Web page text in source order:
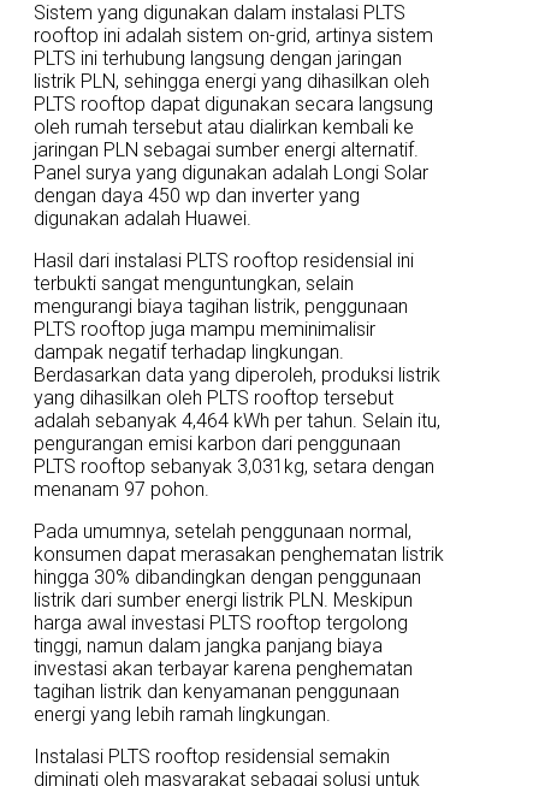
Sistem yang digunakan dalam instalasi PLTS
rooftop ini adalah sistem on-grid, artinya sistem
PLTS ini terhubung langsung dengan jaringan
listrik PLN, sehingga energi yang dihasilkan oleh
PLTS rooftop dapat digunakan secara langsung
oleh rumah tersebut atau dialirkan kembali ke
jaringan PLN sebagai sumber energi alternatif.
Panel surya yang digunakan adalah Longi Solar
dengan daya 450 wp dan inverter yang
digunakan adalah Huawei.
Hasil dari instalasi PLTS rooftop residensial ini
terbukti sangat menguntungkan, selain
mengurangi biaya tagihan listrik, penggunaan
PLTS rooftop juga mampu meminimalisir
dampak negatif terhadap lingkungan.
Berdasarkan data yang diperoleh, produksi listrik
yang dihasilkan oleh PLTS rooftop tersebut
adalah sebanyak 4,464 kWh per tahun. Selain itu,
pengurangan emisi karbon dari penggunaan
PLTS rooftop sebanyak 3,031kg, setara dengan
menanam 97 pohon.
Pada umumnya, setelah penggunaan normal,
konsumen dapat merasakan penghematan listrik
hingga 30% dibandingkan dengan penggunaan
listrik dari sumber energi listrik PLN. Meskipun
harga awal investasi PLTS rooftop tergolong
tinggi, namun dalam jangka panjang biaya
investasi akan terbayar karena penghematan
tagihan listrik dan kenyamanan penggunaan
energi yang lebih ramah lingkungan.
Instalasi PLTS rooftop residensial semakin
diminati oleh masyarakat sebagai solusi untuk